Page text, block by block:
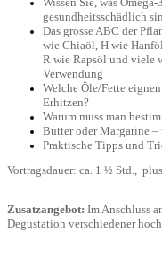
gesundheitsschädlich
Das grosse ABC der
wie Chiaöl, H wie
R wie Rapsöl und viele
Verwendung
Welche Öle/Fette
Erhitzen?
Warum muss man
Butter oder Margarine –
Praktische Tipps und
Vortragsdauer: ca. 1 ½ Std.,
Zusatzangebot: Im Anschluss
Degustation verschiedener